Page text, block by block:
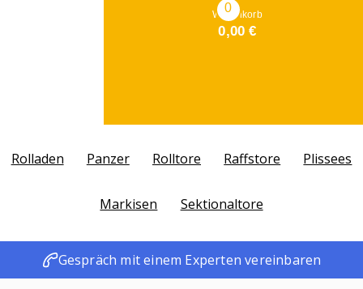
0
Warenkorb
0,00€
Rolladen Panzer Rolltore Raffstore Plissees
Markisen Sektionaltore
Gespräch mit einem Experten vereinbaren